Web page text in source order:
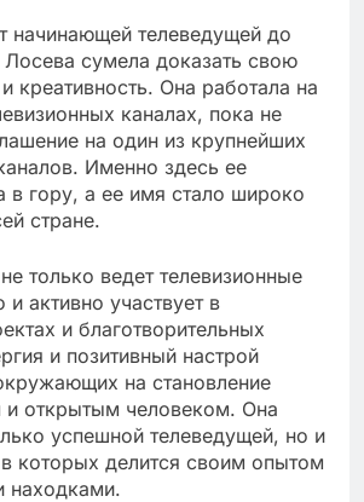
начинающей телеведущей до
сумела доказать свою
и креативность. Она работала на
каналах, пока не
на один из крупнейших
Именно здесь ее
в гору, а ее имя стало широко
стране.
только ведет телевизионные
активно участвует в
и благотворительных
и позитивный настрой
на становление
открытым человеком. Она
успешной телеведущей, но и
которых делится своим опытом
находками.